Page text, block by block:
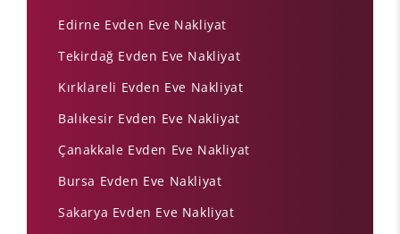
Edirne Evden Eve Nakliyat
Tekirdağ Evden Eve Nakliyat
Kırklareli Evden Eve Nakliyat
Balıkesir Evden Eve Nakliyat
Çanakkale Evden Eve Nakliyat
Bursa Evden Eve Nakliyat
Sakarya Evden Eve Nakliyat